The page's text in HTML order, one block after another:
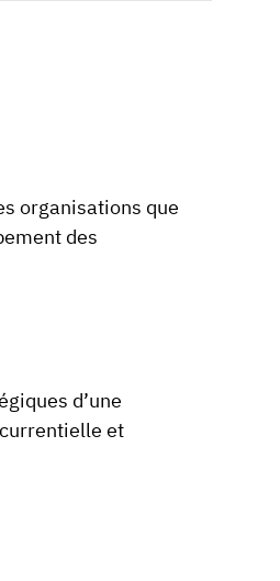
organisations que
des
d’une
et